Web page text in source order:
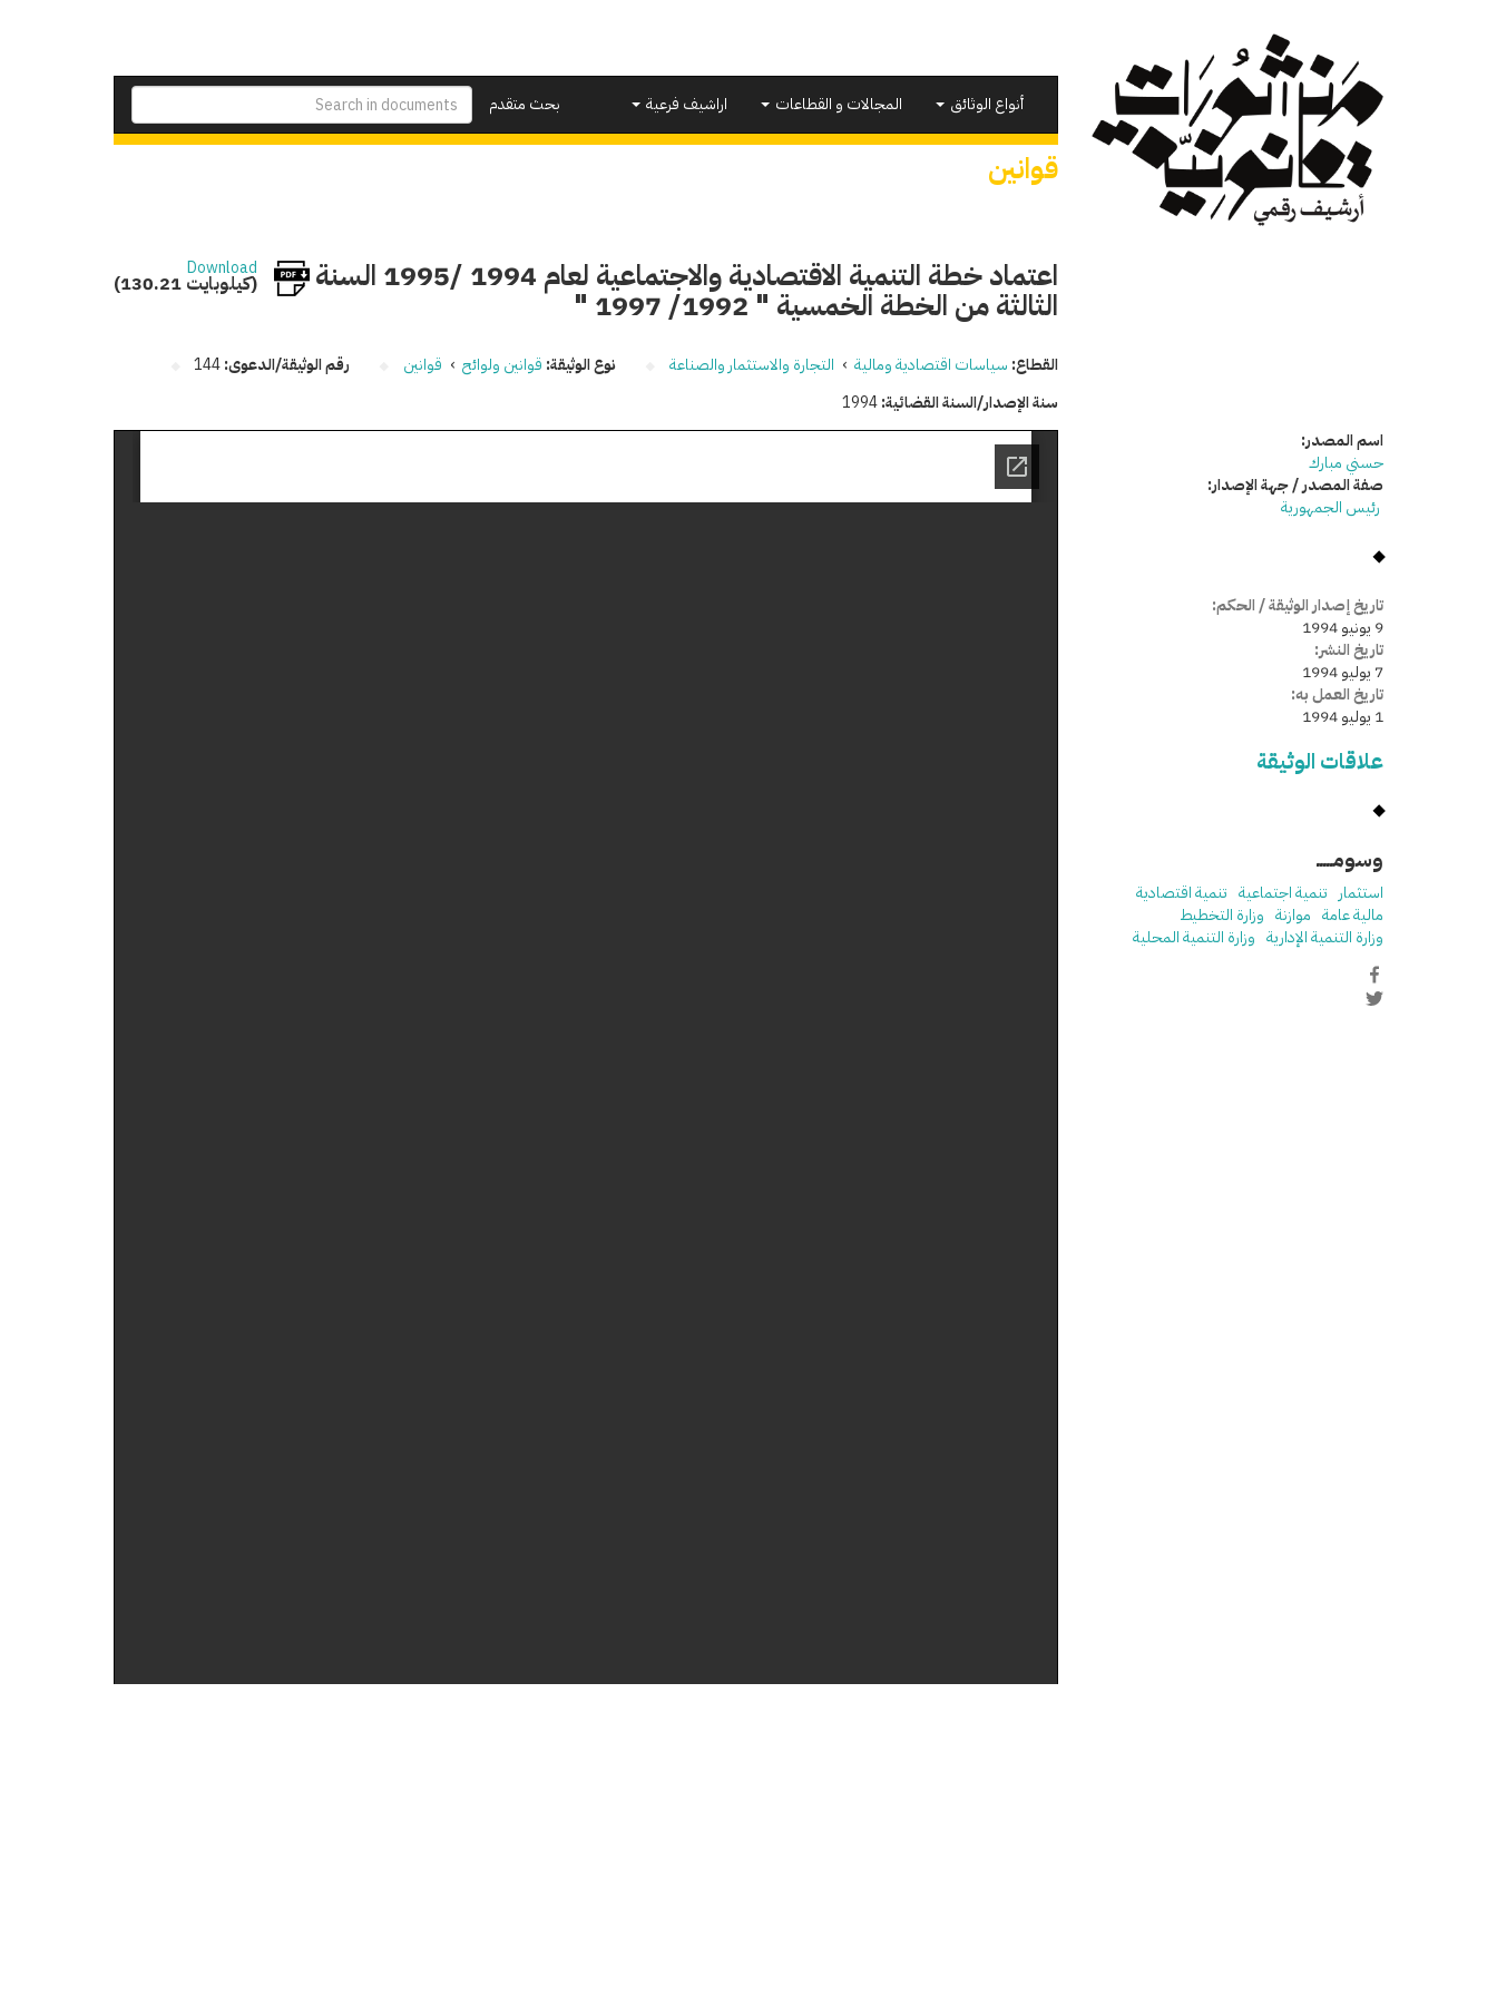
بحث متقدم
أنواع الوثائق المجالات و القطاعات اراشيف فرعية
قوانين
اعتماد خطة التنمية الاقتصادية والاجتماعية لعام 1994 /1995 السنة
الثالثة من الخطة الخمسية " 1992/ 1997 "
Download
(130.21 كيلوبايت)
القطاع: سياسات اقتصادية ومالية › التجارة والاستثمار والصناعة نوع الوثيقة: قوانين ولوائح › قوانين رقم الوثيقة/الدعوى:144
سنة الإصدار/السنة القضائية:1994
اسم المصدر:
حسني مبارك
صفة المصدر / جهة الإصدار:
رئيس الجمهورية
تاريخ إصدار الوثيقة / الحكم:
9 يونيو 1994
تاريخ النشر:
7 يوليو 1994
تاريخ العمل به:
1 يوليو 1994
علاقات الوثيقة
وسومـــــ
استثمار تنمية اجتماعية تنمية اقتصادية
مالية عامة موازنة وزارة التخطيط
وزارة التنمية الإدارية وزارة التنمية المحلية